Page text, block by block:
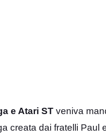
e Atari ST veniva
creata dai fratelli Paul